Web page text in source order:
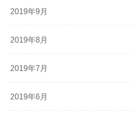
2019年9月
2019年8月
2019年7月
2019年6月